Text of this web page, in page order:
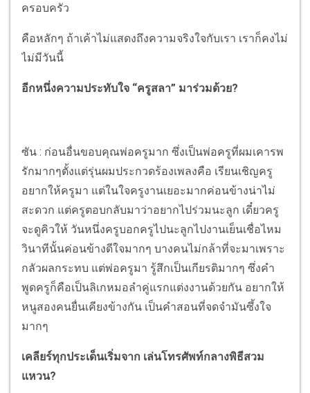
ครอบครัว
คือหลักๆ ถ้าเค้าไม่แสดงถึงความจริงใจกับเรา เราก็คงไม่
ไม่มีวันนี้
อีกหนึ่งความประทับใจ “ครูสลา” มาร่วมด้วย?
ซัน : ก่อนอื่นขอบคุณพ่อครูมาก ซึ่งเป็นพ่อครูที่ผมเคารพ
รักมากๆตั้งแต่รุ่นผมประกวดร้องเพลงคือ เรียนเชิญครู
อยากให้ครูมา แต่ในใจครูงานเยอะมากค่อนข้างน่าไม่
สะดวก แต่ครูตอบกลับมาว่าอยากไปร่วมนะลูก เดี๋ยวครู
จะดูคิวให้ วันหนึ่งครูบอกครูไปนะลูกไปงานเย็นเชื่อไหม
วินาทีนั้นค่อนข้างดีใจมากๆ บางคนไม่กล้าที่จะมาเพราะ
กลัวผลกระทบ แต่พ่อครูมา รู้สึกเป็นเกียรติมากๆ ซึ่งคำ
พูดครูก็คือเป็นลิเกหมอลำคู่แรกแต่งงานด้วยกัน อยากให้
หนูสองคนยื่นเคียงข้างกัน เป็นคำสอนที่จดจำมันซึ้งใจ
มากๆ
เคลียร์ทุกประเด็นเริ่มจาก เล่นโทรศัพท์กลางพิธีสวม
แหวน?